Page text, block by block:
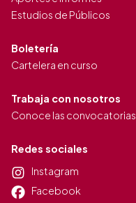
Estudios de Públicos
Boletería
Cartelera en curso
Trabaja con nosotros
Conoce las convocatorias
Redes sociales
Instagram
Facebook